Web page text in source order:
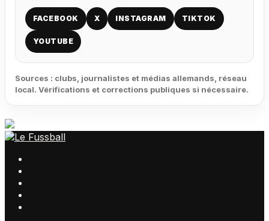
FACEBOOK X INSTAGRAM TIKTOK
YOUTUBE
Sources : clubs, journalistes et médias allemands, réseau
local. Vérifications et corrections publiques si nécessaire.